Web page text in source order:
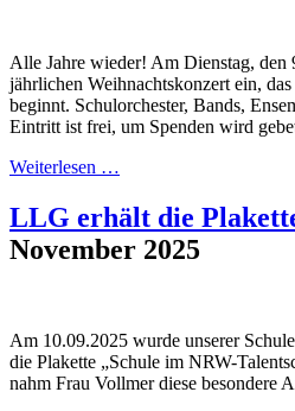
Alle Jahre wieder! Am Dienstag,
jährlichen Weihnachtskonzert ein,
beginnt. Schulorchester, Bands,
Eintritt ist frei, um Spenden wird
Weiterlesen …
LLG erhält die
November 2025
Am 10.09.2025 wurde unserer
die Plakette „Schule im NRW-
nahm Frau Vollmer diese besondere